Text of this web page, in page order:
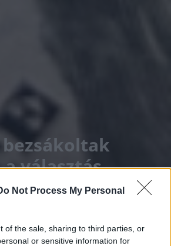
Not Process My Personal
of the sale, sharing to third parties, or
or sensitive information for
választás
-
át